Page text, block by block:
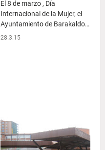
El 8 de marzo , Día
Internacional de la Mujer, el
Ayuntamiento de Barakaldo…
28.3.15